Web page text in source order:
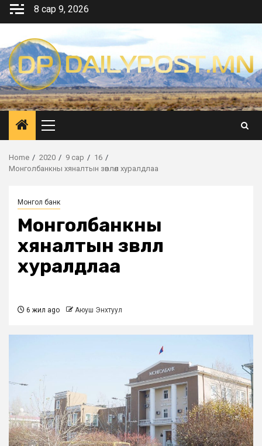
Skip
8 сар 9, 2026
Primary
Menu
Home 2020 9 сар
16
Монголбанкны хяналтын зөвлөл хуралдлаа
Монгол банк
Монголбанкны
хяналтын зөвлөл
хуралдлаа
6 жил ago Аюуш Энхтуул